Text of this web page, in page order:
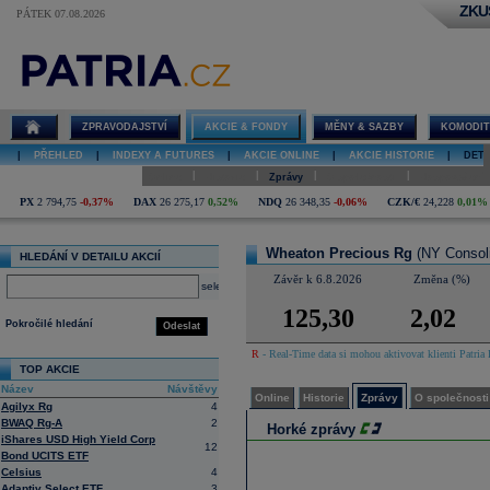
PÁTEK 07.08.2026
Wheaton
Precious Rg
ZPRAVODAJSTVÍ AKCIE & FONDY MĚNY & SAZBY
PŘEHLED INDEXY A FUTURES AKCIE ONLINE AKCIE HISTORIE
Zprávy
PX 2 794,75 -0,37% DAX 26 275,17 0,52% NDQ 26 348,35 -0,06% CZK/€ 24,228 0,01%
HLEDÁNÍ V DETAILU AKCIÍ
select
Odeslat
Pokročilé hledání
TOP AKCIE
Název
Návštěvy
Agilyx Rg
4
BWAQ Rg-A
2
iShares USD High Yield Corp
Bond UCITS ETF
12
Celsius
4
Wheaton Precious Rg (NY
Závěr k 6.8.2026 Změna (%)
125,30 2,02
R - Real-Time data si mohou aktivovat klienti
Online Historie Zprávy O společnosti
Horké zprávy